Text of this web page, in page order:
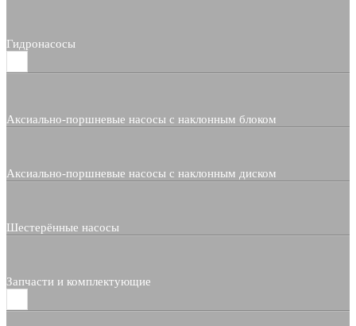
Гидронасосы
Аксиально-поршневые насосы с наклонным блоком
Аксиально-поршневые насосы с наклонным диском
Шестерённые насосы
Запчасти и комплектующие